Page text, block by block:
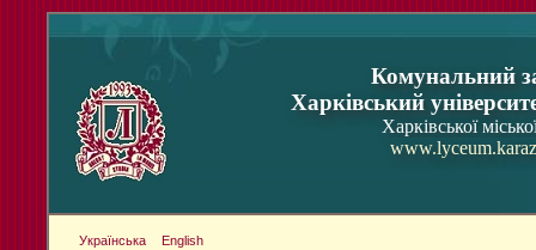
Комунальний
Харківський
Харківської
Українська English